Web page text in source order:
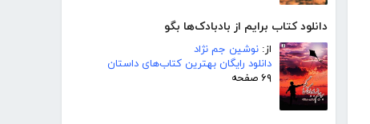
دانلود کتاب برایم از بادبادک‌ها بگو
از: نوشین جم نژاد
دانلود رایگان بهترین کتاب‌های داستان
۶۹ صفحه